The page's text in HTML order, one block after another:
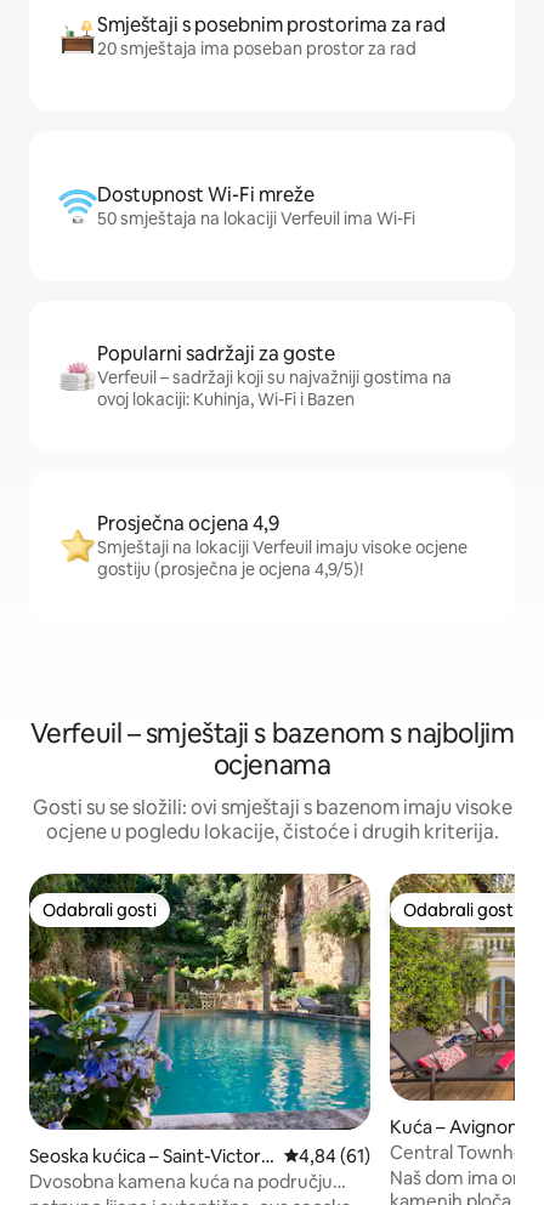
Smještaji s posebnim prostorima za rad
20 smještaja ima poseban prostor za rad
Dostupnost Wi-Fi mreže
50 smještaja na lokaciji Verfeuil ima Wi-Fi
Popularni sadržaji za goste
Verfeuil – sadržaji koji su najvažniji gostima na
ovoj lokaciji: Kuhinja, Wi-Fi i Bazen
Prosječna ocjena 4,9
Smještaji na lokaciji Verfeuil imaju visoke ocjene
gostiju (prosječna je ocjena 4,9/5)!
Verfeuil – smještaji s bazenom s najboljim
ocjenama
Gosti su se složili: ovi smještaji s bazenom imaju visoke
ocjene u pogledu lokacije, čistoće i drugih kriterija.
Odabrali gosti
Odabrali gosti
Seoska kućica – Saint-Victor-l
a-Coste
Prosječna ocjena: 4,84/5,
4,84 (61)
Dvosobna kamena kuća na području
Odabrali gosti
Odabrali gosti
Kuća – Avignon
Central
bazenom
Naš dom ima